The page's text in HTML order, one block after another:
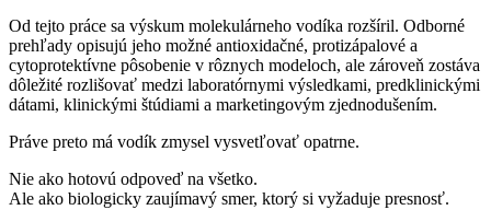
Od tejto práce sa výskum molekulárneho vodíka rozšíril. Odborné
prehľady opisujú jeho možné antioxidačné, protizápalové a
cytoprotektívne pôsobenie v rôznych modeloch, ale zároveň zostáva
dôležité rozlišovať medzi laboratórnymi výsledkami, predklinickými
dátami, klinickými štúdiami a marketingovým zjednodušením.
Práve preto má vodík zmysel vysvetľovať opatrne.
Nie ako hotovú odpoveď na všetko.
Ale ako biologicky zaujímavý smer, ktorý si vyžaduje presnosť.